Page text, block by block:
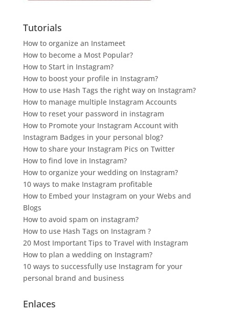
Tutorials
How to organize an Instameet
How to become a Most Popular?
How to Start in Instagram?
How to boost your profile in Instagram?
How to use Hash Tags the right way on Instagram?
How to manage multiple Instagram Accounts
How to reset your password in instagram
How to Promote your Instagram Account with
Instagram Badges in your personal blog?
How to share your Instagram Pics on Twitter
How to find love in Instagram?
How to organize your wedding on Instagram?
10 ways to make Instagram profitable
How to Embed your Instagram on your Webs and
Blogs
How to avoid spam on instagram?
How to use Hash Tags on Instagram ?
20 Most Important Tips to Travel with Instagram
How to plan a wedding on Instagram?
10 ways to successfully use Instagram for your
personal brand and business
Enlaces